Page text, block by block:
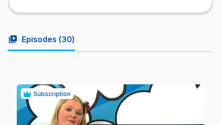
video_library Episodes (30)
Subscription